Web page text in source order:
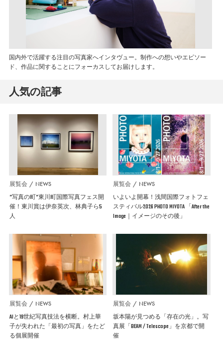
国内外で活躍する注目の写真家へインタヴュー。制作への想いやエピソー
ド、作品に関することにフォーカスしてお届けします。
人気の記事
展覧会 NEWS
”写真の町”東川町国際写真フェス開
催！東川賞は伊奈英次、林典子ら5
人
展覧会 NEWS
いよいよ開幕！浅間国際フォトフェ
スティバル2026 PHOTO MIYOTA 「After the
Image｜イメージのその後」
展覧会 NEWS
AIと19世紀写真技法を横断。村上華
子が失われた「最初の写真」をたど
る個展開催
展覧会 NEWS
坂本陽が見つめる「存在の光」。写
真展「BEAM / Telescope」を京都で開
催